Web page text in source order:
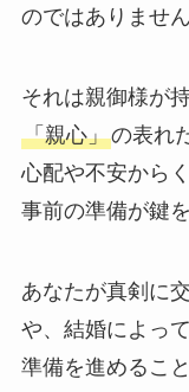
のではありません
それは親御様が
「親心」の表れ
心配や不安から
事前の準備が鍵
あなたが真剣に
や、結婚によっ
準備を進めるこ